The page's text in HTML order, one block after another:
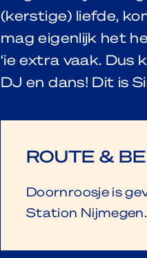
(kerstige) liefde,
mag eigenlijk het
‘ie extra vaak. Dus
DJ en dans! Dit is
ROUTE &
Doornroosje is
Station